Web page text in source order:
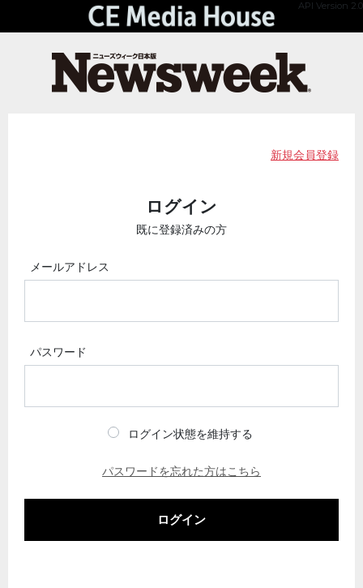
API Version 2.0
新規会員登録
ログイン
既に登録済みの方
メールアドレス
パスワード
ログイン状態を維持する
パスワードを忘れた方はこちら
ログイン